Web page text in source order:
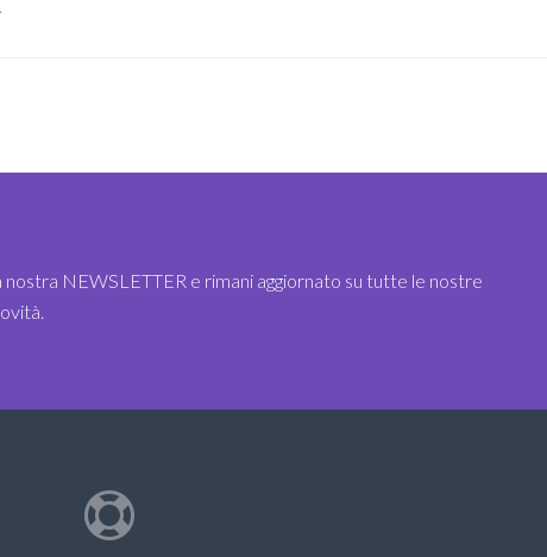
nostra NEWSLETTER e rimani aggiornato su tutte le nostre